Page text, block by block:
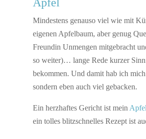
Mindestens genauso viel wie mit
eigenen Apfelbaum, aber genug
Freundin Unmengen mitgebracht
so weiter)… lange Rede kurzer
bekommen. Und damit hab ich
sondern eben auch viel gebacken.
Ein herzhaftes Gericht ist mein
ein tolles blitzschnelles Rezept ist